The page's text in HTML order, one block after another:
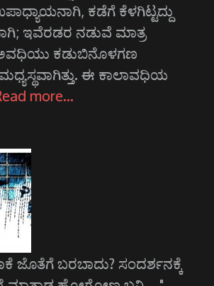
ಕಡೆಗೆ ಕೆಳಗಿಟ್ಟದ್ದು
ಇವೆರಡರ ನಡುವೆ ಮಾತ್ರ
ಕಡುಬಿನೊಳಗಣ
ಈ ಕಾಲಾವಧಿಯ
more…
ಜೊತೆಗೆ ಬರಬಾದು? ಸಂದರ್ಶನಕ್ಕೆ